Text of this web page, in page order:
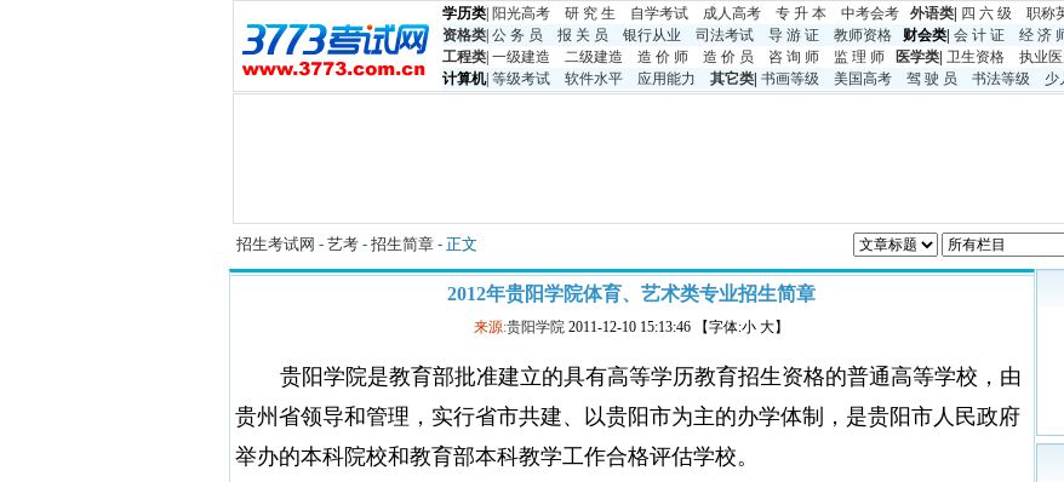
学历类 阳光高考 研 究 生 自学考试 成人高考 专 升 本 中考会考 外语类 四 六 级 职称
资格类 公 务 员 报 关 员 银行从业 司法考试 导 游 证 教师资格 财会类| 会 计 证 经 济
工程类 一级建造 二级建造 造 价 师 造 价 员 咨 询 师 监 理 师 医学类 卫生资格 执业
计算机| 等级考试 软件水平 应用能力 其它类 书画等级 美国高考 驾 驶 员 书法等级 少
招生考试网 - 艺考 - 招生简章 - 正文
2012年贵阳学院体育、艺术类专业招生简章
来源:贵阳学院 2011-12-10 15:13:46 【字体:小 大】
贵阳学院是教育部批准建立的具有高等学历教育招生资格的普通高等学校，由
贵州省领导和管理，实行省市共建、以贵阳市为主的办学体制，是贵阳市人民政府
举办的本科院校和教育部本科教学工作合格评估学校。